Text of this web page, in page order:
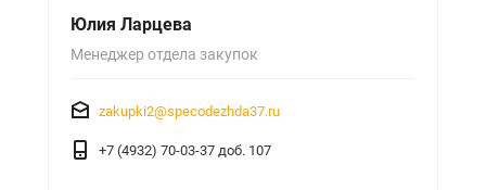
Юлия Ларцева
Менеджер отдела закупок
zakupki2@specodezhda37.ru
+7 (4932) 70-03-37 доб. 107